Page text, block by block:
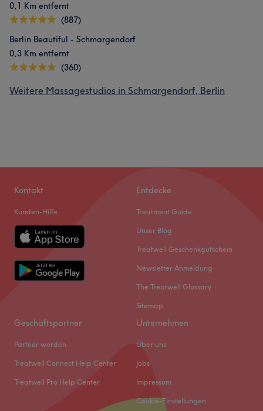
0,1 Km entfernt
(887)
Berlin Beautiful - Schmargendorf
0,3 Km entfernt
(360)
Weitere Massagestudios in Schmargendorf, Berlin
Kontakt
Kunden-Hilfe
Entdecke
Treatment Guide
Unser Blog
Treatwell Geschenkgutschein
Newsletter Anmeldung
The Treatwell Glossary
Sitemap
Geschäftspartner
Partner werden
Treatwell Connect Help Center
Treatwell Pro Help Center
Unternehmen
Über uns
Jobs
Impressum
Cookie-Einstellungen